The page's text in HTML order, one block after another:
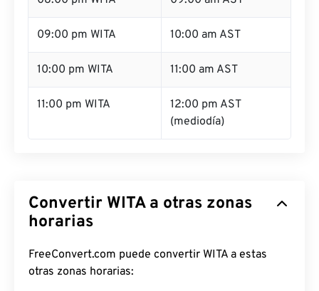
09:00 pm WITA 10:00 am AST
10:00 pm WITA 11:00 am AST
11:00 pm WITA
12:00 pm AST
(mediodía)
Convertir WITA a otras zonas
horarias
FreeConvert.com puede convertir WITA a estas
otras zonas horarias: